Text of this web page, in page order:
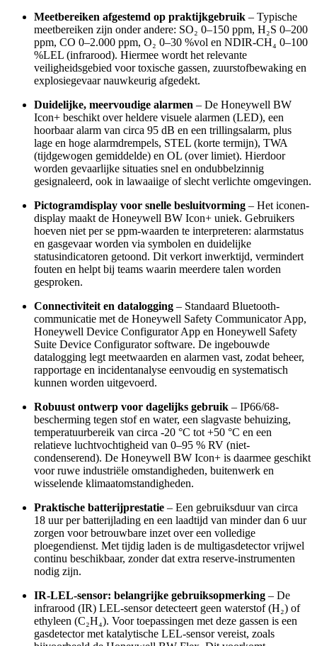
Meetbereiken afgestemd op praktijkgebruik – Typische
meetbereiken zijn onder andere: SO₂ 0–150 ppm, H₂S 0–200
ppm, CO 0–2.000 ppm, O₂ 0–30 %vol en NDIR-CH₄ 0–100
%LEL (infrarood). Hiermee wordt het relevante
veiligheidsgebied voor toxische gassen, zuurstofbewaking en
explosiegevaar nauwkeurig afgedekt.
Duidelijke, meervoudige alarmen – De Honeywell BW
Icon+ beschikt over heldere visuele alarmen (LED), een
hoorbaar alarm van circa 95 dB en een trillingsalarm, plus
lage en hoge alarmdrempels, STEL (korte termijn), TWA
(tijdgewogen gemiddelde) en OL (over limiet). Hierdoor
worden gevaarlijke situaties snel en ondubbelzinnig
gesignaleerd, ook in lawaaiige of slecht verlichte omgevingen.
Pictogramdisplay voor snelle besluitvorming – Het iconen-
display maakt de Honeywell BW Icon+ uniek. Gebruikers
hoeven niet per se ppm-waarden te interpreteren: alarmstatus
en gasgevaar worden via symbolen en duidelijke
statusindicatoren getoond. Dit verkort inwerktijd, vermindert
fouten en helpt bij teams waarin meerdere talen worden
gesproken.
Connectiviteit en datalogging – Standaard Bluetooth-
communicatie met de Honeywell Safety Communicator App,
Honeywell Device Configurator App en Honeywell Safety
Suite Device Configurator software. De ingebouwde
datalogging legt meetwaarden en alarmen vast, zodat beheer,
rapportage en incidentanalyse eenvoudig en systematisch
kunnen worden uitgevoerd.
Robuust ontwerp voor dagelijks gebruik – IP66/68-
bescherming tegen stof en water, een slagvaste behuizing,
temperatuurbereik van circa -20 °C tot +50 °C en een
relatieve luchtvochtigheid van 0–95 % RV (niet-
condenserend). De Honeywell BW Icon+ is daarmee geschikt
voor ruwe industriële omstandigheden, buitenwerk en
wisselende klimaatomstandigheden.
Praktische batterijprestatie – Een gebruiksduur van circa
18 uur per batterijlading en een laadtijd van minder dan 6 uur
zorgen voor betrouwbare inzet over een volledige
ploegendienst. Met tijdig laden is de multigasdetector vrijwel
continu beschikbaar, zonder dat extra reserve-instrumenten
nodig zijn.
IR-LEL-sensor: belangrijke gebruiksopmerking – De
infrarood (IR) LEL-sensor detecteert geen waterstof (H₂) of
ethyleen (C₂H₄). Voor toepassingen met deze gassen is een
gasdetector met katalytische LEL-sensor vereist, zoals